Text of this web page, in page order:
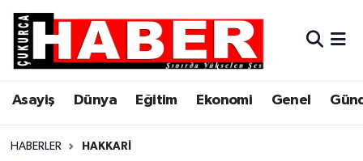
Asayiş Dünya Eğitim Ekonomi Genel
HABERLER HAKKARI
Asayiş
Dünya
Eğitim
Hava Durumu
Trafik Durumu
Süper Lig Puan Durumu ve Fikstür